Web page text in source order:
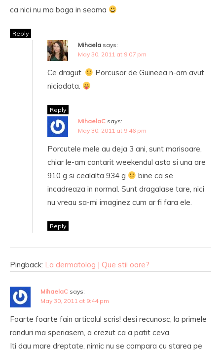
ca nici nu ma baga in seama
Reply
Mihaela says:
May 30, 2011 at 9:07 pm
Ce dragut.
Porcusor de Guineea n-am avut
niciodata.
Reply
MihaelaC says:
May 30, 2011 at 9:46 pm
Porcutele mele au deja 3 ani, sunt marisoare,
chiar le-am cantarit weekendul asta si una are
910 g si cealalta 934 g
bine ca se
incadreaza in normal. Sunt dragalase tare, nici
nu vreau sa-mi imaginez cum ar fi fara ele.
Reply
Pingback: La dermatolog | Que stii oare?
MihaelaC says:
May 30, 2011 at 9:44 pm
Foarte foarte fain articolul scris! desi recunosc, la primele
randuri ma speriasem, a crezut ca a patit ceva.
Iti dau mare dreptate, nimic nu se compara cu starea pe